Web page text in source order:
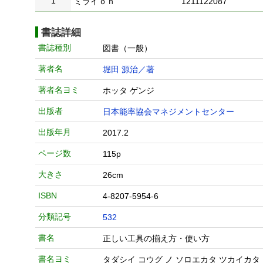
書誌詳細
書誌種別 図書（一般）
著者名 堀田 源治／著
著者名ヨミ ホッタ ゲンジ
出版者 日本能率協会マネジメントセンター
出版年月 2017.2
ページ数 115p
大きさ 26cm
ISBN 4-8207-5954-6
分類記号 532
書名 正しい工具の揃え方・使い方
書名ヨミ タダシイ コウグ ノ ソロエカタ ツカイカタ